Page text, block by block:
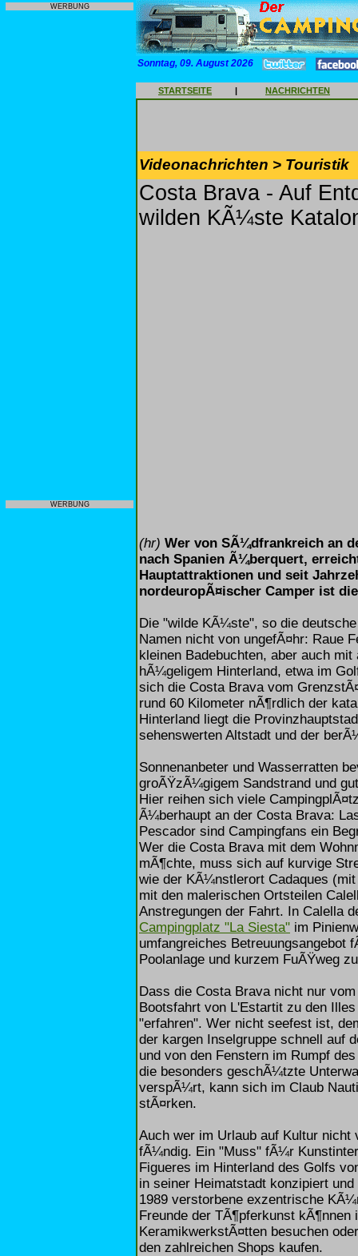
WERBUNG
WERBUNG
Sonntag, 09. August 2026
STARTSEITE | NACHRICHTEN
Videonachrichten > Touristik
Costa Brava - Auf
wilden KÃ¼ste
(hr) Wer von SÃ¼dfrankreich an
nach Spanien Ã¼berquert,
Hauptattraktionen und seit
nordeuropÃ¤ischer Camper ist
Die "wilde KÃ¼ste", so die
Namen nicht von ungefÃ¤hr: Raue
kleinen Badebuchten, aber auch
hÃ¼geligem Hinterland, etwa im
sich die Costa Brava vom
rund 60 Kilometer nÃ¶rdlich der
Hinterland liegt die
sehenswerten Altstadt und der
Sonnenanbeter und Wasserratten
groÃŸzÃ¼gigem Sandstrand und
Hier reihen sich viele
Ã¼berhaupt an der Costa Brava:
Pescador sind Campingfans ein
Wer die Costa Brava mit dem
mÃ¶chte, muss sich auf kurvige
wie der KÃ¼nstlerort Cadaques
mit den malerischen Ortsteilen
Anstregungen der Fahrt. In Calella
Campingplatz "La Siesta" im
umfangreiches
Poolanlage und kurzem FuÃŸweg
Dass die Costa Brava nicht nur
Bootsfahrt von L'Estartit zu den
"erfahren". Wer nicht seefest ist,
der kargen Inselgruppe schnell auf
und von den Fenstern im Rumpf
die besonders geschÃ¼tzte
verspÃ¼rt, kann sich im Claub
stÃ¤rken.
Auch wer im Urlaub auf Kultur
fÃ¼ndig. Ein "Muss" fÃ¼r
Figueres im Hinterland des Golfs
in seiner Heimatstadt konzipiert
1989 verstorbene exzentrische
Freunde der TÃ¶pferkunst kÃ¶nnen
KeramikwerkstÃ¤tten besuchen
den zahlreichen Shops kaufen.